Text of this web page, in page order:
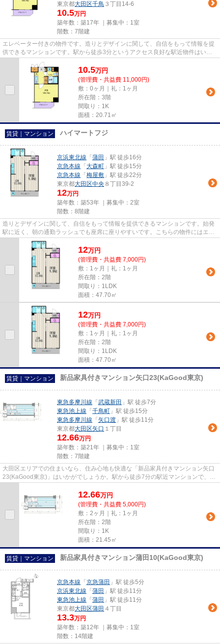
東京都大田区千鳥 ３丁目14-6
10.5万円
築年数：築17年 ｜募集中： 1室
階数：7階建
エレベーター付きの物件です。造りとデザインに関して、自信をもって情報を提
供できるマンションです。駅から徒歩3分というアクセス良好な駅近物件はいか
がですか。大田区でのお住まい...
10.5万円
(管理費・共益費 11,000円)
敷：0ヶ月｜礼：1ヶ月
所在階：3階
間取り：1K
面積：20.71㎡
賃貸｜マンション ハイマートフジ
京浜東北線 「 蒲田 」駅 徒歩16分
京急本線 「 大森町 」駅 徒歩15分
京急本線 「 梅屋敷 」駅 徒歩22分
東京都大田区中央 ８丁目39-2
12万円
築年数：築53年 ｜募集中： 2室
階数：8階建
造りとデザインに関して、自信をもって情報を提供できるマンションです。始発
駅に近く、朝の通勤ラッシュでも座席に座りやすいです。こちらの物件にはエレ
ベーターがあります。自宅か...
12万円
(管理費・共益費 7,000円)
敷：1ヶ月｜礼：1ヶ月
所在階：2階
間取り：1LDK
面積：47.70㎡
12万円
(管理費・共益費 7,000円)
敷：1ヶ月｜礼：1ヶ月
所在階：2階
間取り：1LDK
面積：47.70㎡
賃貸｜マンション 新品家具付きマンション矢口23(KaGood東京)
東急多摩川線 「 武蔵新田 」駅 徒歩7分
東急池上線 「 千鳥町 」駅 徒歩15分
東急多摩川線 「 矢口渡 」駅 徒歩11分
東京都大田区矢口 １丁目
12.66万円
築年数：築21年 ｜募集中： 1室
階数：7階建
大田区エリアでの住まいなら、住み心地も快適な「新品家具付きマンション矢口
23(KaGood東京)」はいかがでしょうか。駅から徒歩7分の駅近マンションで、快
12.66万円
(管理費・共益費 5,000円)
敷：2ヶ月｜礼：1ヶ月
所在階：2階
間取り：1K
面積：21.45㎡
賃貸｜マンション 新品家具付きマンション蒲田10(KaGood東京)
京急本線 「 京急蒲田 」駅 徒歩5分
京浜東北線 「 蒲田 」駅 徒歩11分
東急池上線 「 蒲田 」駅 徒歩11分
東京都大田区蒲田 ４丁目
13.3万円
築年数：築12年 ｜募集中： 1室
階数：14階建